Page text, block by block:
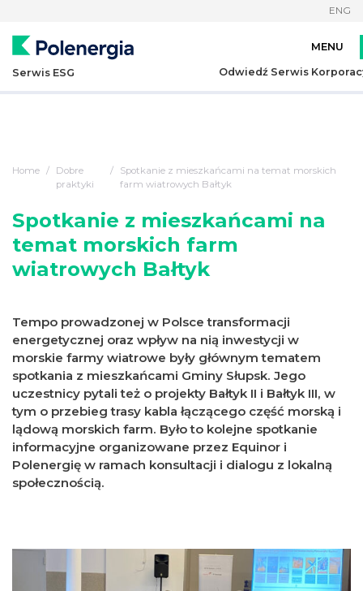
ENG
Serwis ESG Odwiedź Serwis
Home
Dobre
praktyki
Spotkanie z mieszkańcami na temat morskich
farm wiatrowych Bałtyk
Spotkanie z mieszkańcami na
temat morskich farm
wiatrowych Bałtyk
Tempo prowadzonej w Polsce transformacji
energetycznej oraz wpływ na nią inwestycji w
morskie farmy wiatrowe były głównym tematem
spotkania z mieszkańcami Gminy Słupsk. Jego
uczestnicy pytali też o projekty Bałtyk II i Bałtyk III, w
tym o przebieg trasy kabla łączącego część morską i
lądową morskich farm. Było to kolejne spotkanie
informacyjne organizowane przez Equinor i
Polenergię w ramach konsultacji i dialogu z lokalną
społecznością.